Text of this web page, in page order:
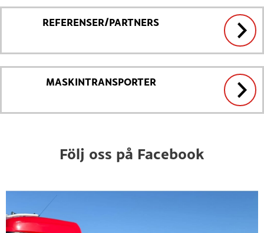
REFERENSER/PARTNERS
MASKINTRANSPORTER
Följ oss på Facebook